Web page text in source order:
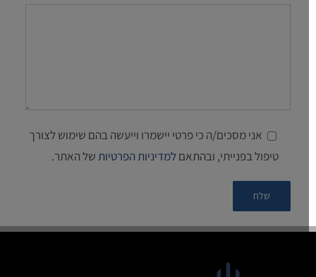
אני מסכים/ה כי פרטי יישמרו וייעשה בהם שימוש לצורך
טיפול בפנייתי, ובהתאםלמדיניות הפרטיותשל האתר.